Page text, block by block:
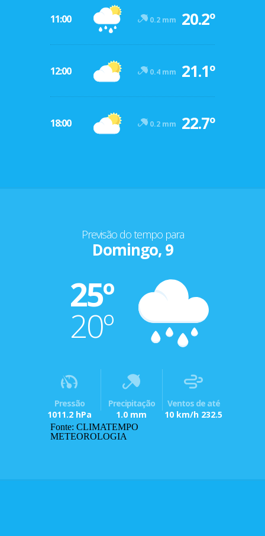
11:00 0.2 mm 20.2º
12:00 0.4 mm 21.1º
18:00 0.2 mm 22.7º
Previsão do tempo para
Domingo, 9
25º
20º
Pressão
1011.2 hPa
Precipitação
1.0 mm
Ventos de até
10 km/h 232.5
Fonte: CLIMATEMPO
METEOROLOGIA